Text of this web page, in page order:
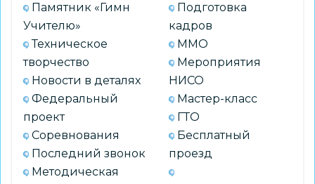
Памятник «Гимн
Учителю»
Техническое
творчество
Новости в деталях
Федеральный
проект
Соревнования
Последний звонок
Методическая
Подготовка
кадров
ММО
Мероприятия
НИСО
Мастер-класс
ГТО
Бесплатный
проезд